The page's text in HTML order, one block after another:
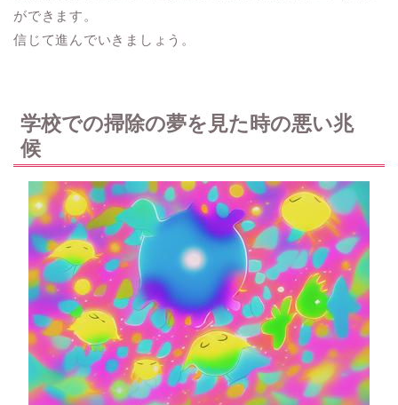
ができます。
信じて進んでいきましょう。
学校での掃除の夢を見た時の悪い兆
候